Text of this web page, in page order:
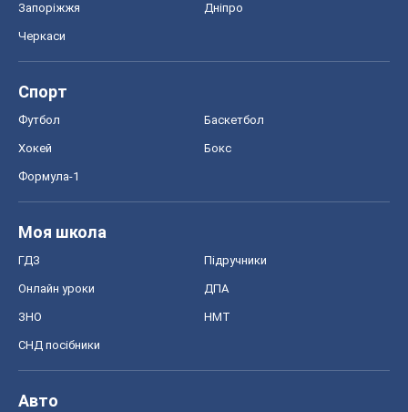
Запоріжжя Дніпро
Черкаси
Спорт
Футбол Баскетбол
Хокей Бокс
Формула-1
Моя школа
ГДЗ Підручники
Онлайн уроки ДПА
ЗНО НМТ
СНД посібники
Авто